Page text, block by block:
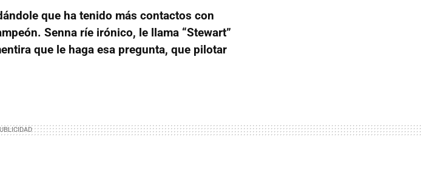
que ha tenido más contactos con
Senna ríe irónico, le llama “Stewart”
que le haga esa pregunta, que pilotar